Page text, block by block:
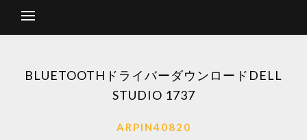
BLUETOOTHドライバーダウンロードDELL
STUDIO 1737
ARPIN40820